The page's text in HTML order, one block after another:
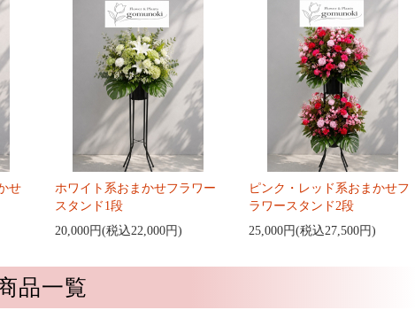
せ
ホワイト系おまかせフラワー
スタンド1段
20,000円(税込22,000円)
ピンク・レッド系おまかせフ
ラワースタンド2段
25,000円(税込27,500円)
品一覧